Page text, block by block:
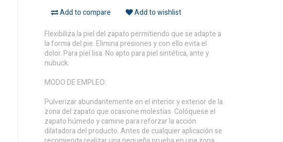
Add to compare
Add to wishlist
Flexibiliza la piel del zapato permitiendo que se adapte a
la forma del pie. Elimina presiones y con ello evita el
dolor. Para piel lisa. No apto para piel sintética, ante y
nubuck.
MODO DE EMPLEO:
Pulverizar abundantemente en el interior y exterior de la
zona del zapato que ocasione molestias. Colóquese el
zapato húmedo y camine para reforzar la acción
dilatadora del producto. Antes de cualquier aplicación se